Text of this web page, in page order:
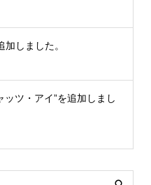
しました。
ツ・アイ”を追加しまし